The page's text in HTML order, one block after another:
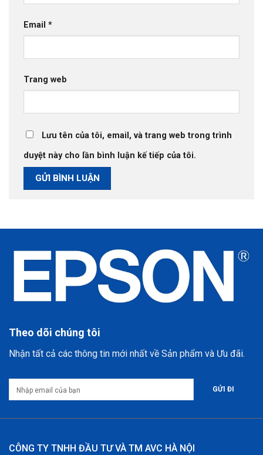
Email *
Trang web
Lưu tên của tôi, email, và trang web trong trình
duyệt này cho lần bình luận kế tiếp của tôi.
Theo dõi chúng tôi
Nhận tất cả các thông tin mới nhất về Sản phẩm và Ưu đãi.
CÔNG TY TNHH ĐẦU TƯ VÀ TM AVC HÀ NỘI